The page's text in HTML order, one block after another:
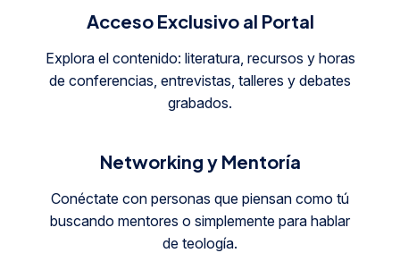
Acceso Exclusivo al Portal
Explora el contenido: literatura, recursos y horas
de conferencias, entrevistas, talleres y debates
grabados.
Networking y Mentoría
Conéctate con personas que piensan como tú
buscando mentores o simplemente para hablar
de teología.